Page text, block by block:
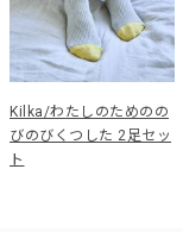
Kilka/わたしのためのの
びのびくつした 2足セッ
ト